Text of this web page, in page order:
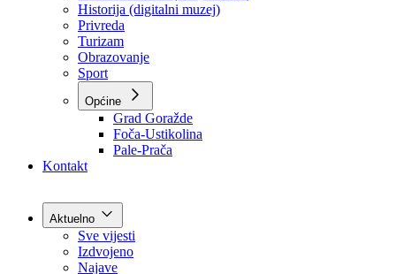
O kantonu
O kantonu
Simboli kantona (Grb, zastava)
Historija (digitalni muzej)
Privreda
Turizam
Obrazovanje
Sport
Općine
Kontakt
Aktuelno